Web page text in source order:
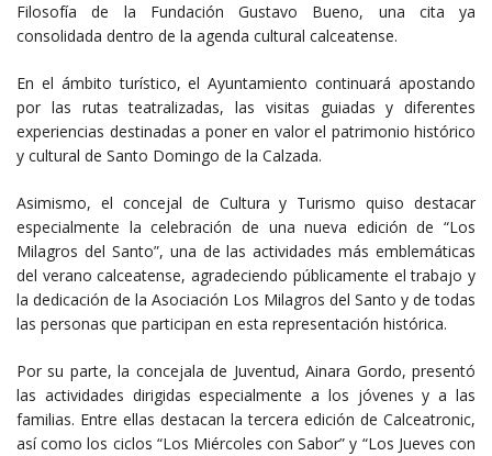
Filosofía de la Fundación Gustavo Bueno, una cita ya
consolidada dentro de la agenda cultural calceatense.
En el ámbito turístico, el Ayuntamiento continuará apostando
por las rutas teatralizadas, las visitas guiadas y diferentes
experiencias destinadas a poner en valor el patrimonio histórico
y cultural de Santo Domingo de la Calzada.
Asimismo, el concejal de Cultura y Turismo quiso destacar
especialmente la celebración de una nueva edición de “Los
Milagros del Santo”, una de las actividades más emblemáticas
del verano calceatense, agradeciendo públicamente el trabajo y
la dedicación de la Asociación Los Milagros del Santo y de todas
las personas que participan en esta representación histórica.
Por su parte, la concejala de Juventud, Ainara Gordo, presentó
las actividades dirigidas especialmente a los jóvenes y a las
familias. Entre ellas destacan la tercera edición de Calceatronic,
así como los ciclos “Los Miércoles con Sabor” y “Los Jueves con